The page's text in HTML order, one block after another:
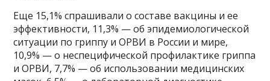
Еще 15,1% спрашивали о составе вакцины и ее
эффективности, 11,3% — об эпидемиологической
ситуации по гриппу и ОРВИ в России и мире,
10,9% — о неспецифической профилактике гриппа
и ОРВИ, 7,7% — об использовании медицинских